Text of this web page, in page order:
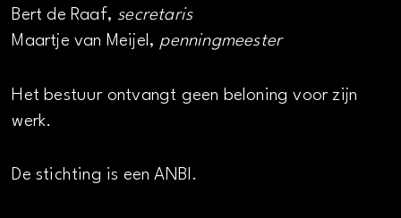
Bert de Raaf, secretaris
Maartje van Meijel, penningmeester
Het bestuur ontvangt geen beloning voor zijn
werk.
De stichting is een ANBI.